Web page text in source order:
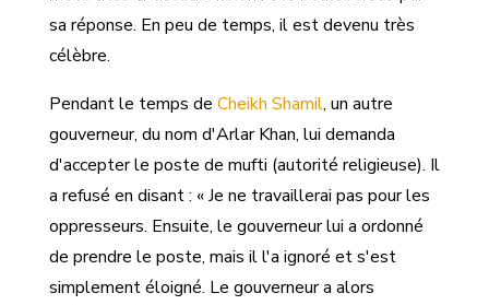
sa réponse. En peu de temps, il est devenu très
célèbre.
Pendant le temps de Cheikh Shamil, un autre
gouverneur, du nom d'Arlar Khan, lui demanda
d'accepter le poste de mufti (autorité religieuse). Il
a refusé en disant : « Je ne travaillerai pas pour les
oppresseurs. Ensuite, le gouverneur lui a ordonné
de prendre le poste, mais il l'a ignoré et s'est
simplement éloigné. Le gouverneur a alors